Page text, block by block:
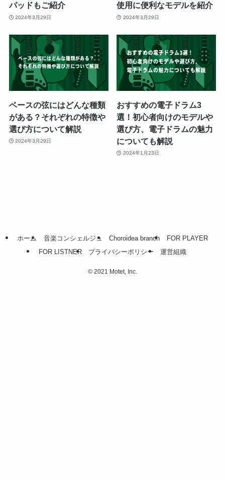
パッドもご紹介
2024年3月29日
使用に便利なモデルを紹介
2024年3月29日
ベースの弦にはどんな種類
がある？それぞれの特徴や
選び方について解説
2024年3月29日
おすすめの電子ドラム3
選！初心者向けのモデルや
選び方、電子ドラムの魅力
についても解説
2024年1月23日
ホーム 音楽コンシェルジュ Choroidea branch
FOR PLAYER
FOR LISTNER
プライバシーポリシー 運営組織
© 2021 Motet, Inc.